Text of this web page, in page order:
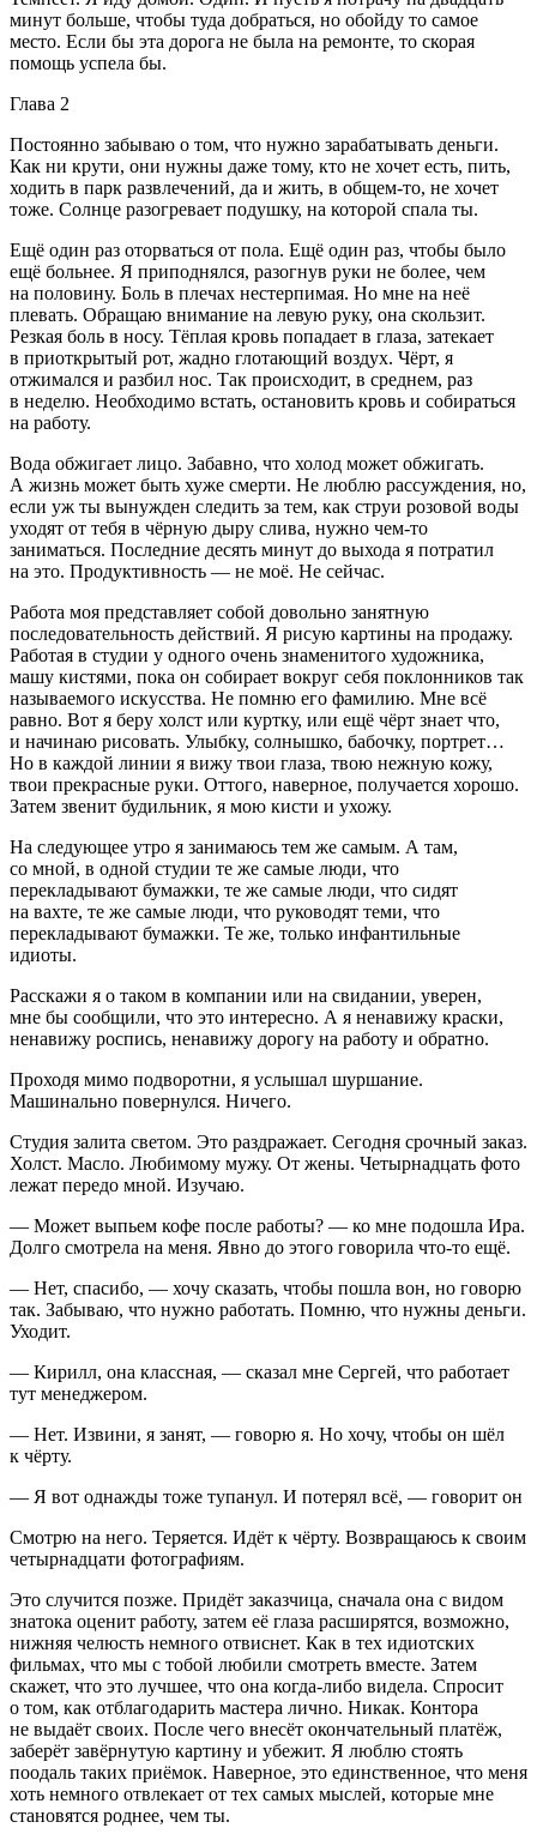
минут больше, чтобы туда добраться, но обойду то самое
место. Если бы эта дорога не была на ремонте, то скорая
помощь успела бы.
Глава 2
Постоянно забываю о том, что нужно зарабатывать деньги.
Как ни крути, они нужны даже тому, кто не хочет есть, пить,
ходить в парк развлечений, да и жить, в общем-то, не хочет
тоже. Солнце разогревает подушку, на которой спала ты.
Ещё один раз оторваться от пола. Ещё один раз, чтобы было
ещё больнее. Я приподнялся, разогнув руки не более, чем
на половину. Боль в плечах нестерпимая. Но мне на неё
плевать. Обращаю внимание на левую руку, она скользит.
Резкая боль в носу. Тёплая кровь попадает в глаза, затекает
в приоткрытый рот, жадно глотающий воздух. Чёрт, я
отжимался и разбил нос. Так происходит, в среднем, раз
в неделю. Необходимо встать, остановить кровь и собираться
на работу.
Вода обжигает лицо. Забавно, что холод может обжигать.
А жизнь может быть хуже смерти. Не люблю рассуждения, но,
если уж ты вынужден следить за тем, как струи розовой воды
уходят от тебя в чёрную дыру слива, нужно чем-то
заниматься. Последние десять минут до выхода я потратил
на это. Продуктивность — не моё. Не сейчас.
Работа моя представляет собой довольно занятную
последовательность действий. Я рисую картины на продажу.
Работая в студии у одного очень знаменитого художника,
машу кистями, пока он собирает вокруг себя поклонников так
называемого искусства. Не помню его фамилию. Мне всё
равно. Вот я беру холст или куртку, или ещё чёрт знает что,
и начинаю рисовать. Улыбку, солнышко, бабочку, портрет…
Но в каждой линии я вижу твои глаза, твою нежную кожу,
твои прекрасные руки. Оттого, наверное, получается хорошо.
Затем звенит будильник, я мою кисти и ухожу.
На следующее утро я занимаюсь тем же самым. А там,
со мной, в одной студии те же самые люди, что
перекладывают бумажки, те же самые люди, что сидят
на вахте, те же самые люди, что руководят теми, что
перекладывают бумажки. Те же, только инфантильные
идиоты.
Расскажи я о таком в компании или на свидании, уверен,
мне бы сообщили, что это интересно. А я ненавижу краски,
ненавижу роспись, ненавижу дорогу на работу и обратно.
Проходя мимо подворотни, я услышал шуршание.
Машинально повернулся. Ничего.
Студия залита светом. Это раздражает. Сегодня срочный заказ.
Холст. Масло. Любимому мужу. От жены. Четырнадцать фото
лежат передо мной. Изучаю.
— Может выпьем кофе после работы? — ко мне подошла Ира.
Долго смотрела на меня. Явно до этого говорила что-то ещё.
— Нет, спасибо, — хочу сказать, чтобы пошла вон, но говорю
так. Забываю, что нужно работать. Помню, что нужны деньги.
Уходит.
— Кирилл, она классная, — сказал мне Сергей, что работает
тут менеджером.
— Нет. Извини, я занят, — говорю я. Но хочу, чтобы он шёл
к чёрту.
— Я вот однажды тоже тупанул. И потерял всё, — говорит он
Смотрю на него. Теряется. Идёт к чёрту. Возвращаюсь к своим
четырнадцати фотографиям.
Это случится позже. Придёт заказчица, сначала она с видом
знатока оценит работу, затем её глаза расширятся, возможно,
нижняя челюсть немного отвиснет. Как в тех идиотских
фильмах, что мы с тобой любили смотреть вместе. Затем
скажет, что это лучшее, что она когда-либо видела. Спросит
о том, как отблагодарить мастера лично. Никак. Контора
не выдаёт своих. После чего внесёт окончательный платёж,
заберёт завёрнутую картину и убежит. Я люблю стоять
поодаль таких приёмок. Наверное, это единственное, что меня
хоть немного отвлекает от тех самых мыслей, которые мне
становятся роднее, чем ты.